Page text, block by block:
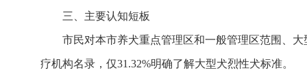
三、主要认知短板
市民对本市养犬重点管理区和一般管理区范围、
疗机构名录，仅31.32%明确了解大型犬烈性犬标准。